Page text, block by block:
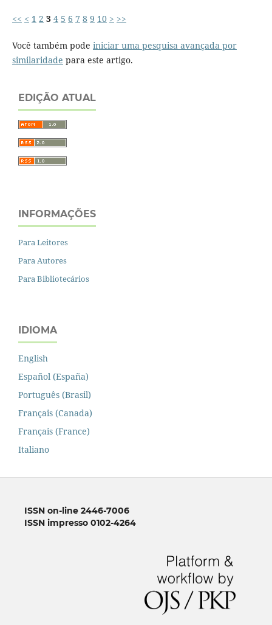
<< < 1 2 3 4 5 6 7 8 9 10 > >>
Você também pode iniciar uma pesquisa avançada por
similaridade para este artigo.
EDIÇÃO ATUAL
INFORMAÇÕES
Para Leitores
Para Autores
Para Bibliotecários
IDIOMA
English
Español (España)
Português (Brasil)
Français (Canada)
Français (France)
Italiano
ISSN on-line 2446-7006
ISSN impresso 0102-4264